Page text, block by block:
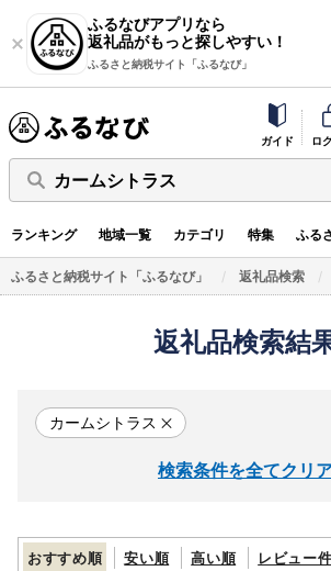
ふるなびアプリなら
返礼品がもっと探しやすい！
ふるさと納税サイト「ふるなび」
ガイド ロ
カームシトラス
ランキング 地域一覧 カテゴリ 特集 ふる
ふるさと納税サイト「ふるなび」 返礼品検索
返礼品検索結
カームシトラス
検索条件を全てクリ
おすすめ順 安い順 高い順 レビュー